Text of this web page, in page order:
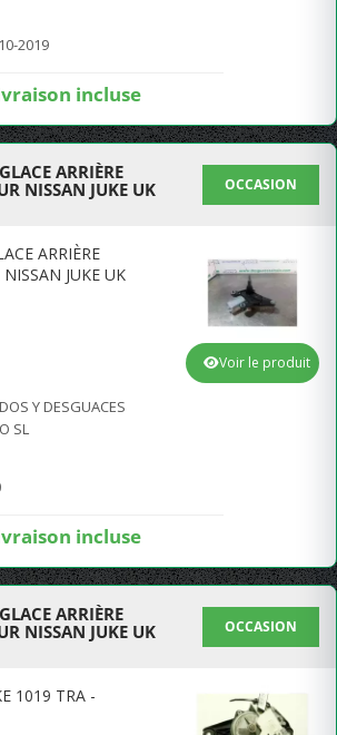
2019
incluse
ARRIÈRE
NISSAN JUKE UK
OCCASION
ARRIÈRE
JUKE UK
Y DESGUACES
SL
incluse
Voir le produit
ARRIÈRE
NISSAN JUKE UK
OCCASION
1019 TRA -